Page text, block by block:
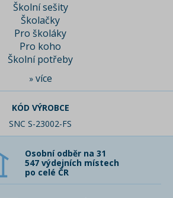
Školní sešity
Školačky
Pro školáky
Pro koho
Školní potřeby
» více
KÓD VÝROBCE
SNC S-23002-FS
Osobní odběr na 31
547 výdejních místech
po celé ČR